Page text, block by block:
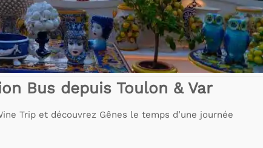
Bus depuis Toulon & Var
Trip et découvrez Gênes le temps d’une journée